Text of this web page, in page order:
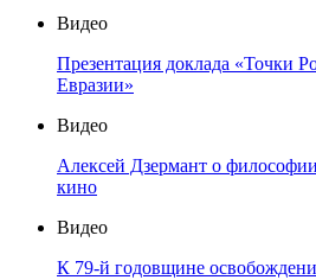
Видео
Презентация доклада «Точки
Евразии»
Видео
Алексей Дзермант о
кино
Видео
К 79-й годовщине